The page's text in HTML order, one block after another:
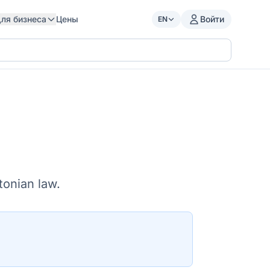
бизнеса Цены EN Войти
law.